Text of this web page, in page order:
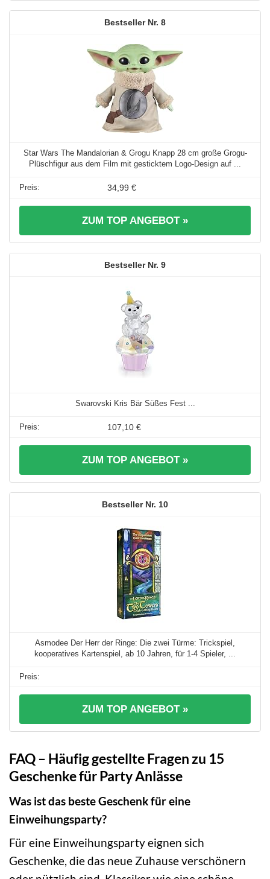
8
Star Wars The Mandalorian & Grogu Knapp 28 cm große Grogu-
Plüschfigur aus dem Film mit gesticktem Logo-Design auf ...
34,99 €
ZUM TOP ANGEBOT »
9
Swarovski Kris Bär Süßes Fest ...
107,10 €
ZUM TOP ANGEBOT »
10
Asmodee Der Herr der Ringe: Die zwei Türme: Trickspiel,
kooperatives Kartenspiel, ab 10 Jahren, für 1-4 Spieler, ...
ZUM TOP ANGEBOT »
FAQ – Häufig gestellte Fragen zu 15
Geschenke für Party Anlässe
Was ist das beste Geschenk für eine
Einweihungsparty?
Für eine Einweihungsparty eignen sich
Geschenke, die das neue Zuhause verschönern